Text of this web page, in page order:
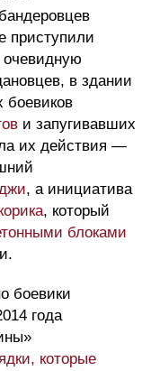
приступили
в здании
боевиков
и запугивавших
их действия —
, а инициатива
, который
блоками
боевики
года
которые